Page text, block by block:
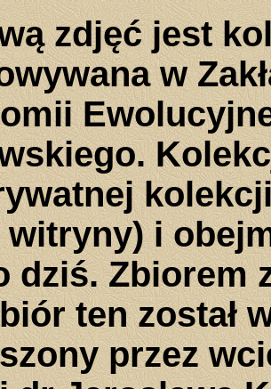
zdjęć jest
w
witryny) i
dziś. Zbiorem
ten został
przez